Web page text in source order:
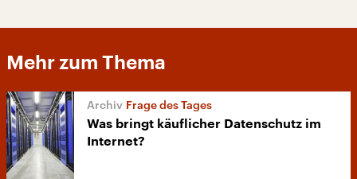
Mehr zum Thema
Frage des Tages
Was bringt käuflicher Datenschutz im
Internet?